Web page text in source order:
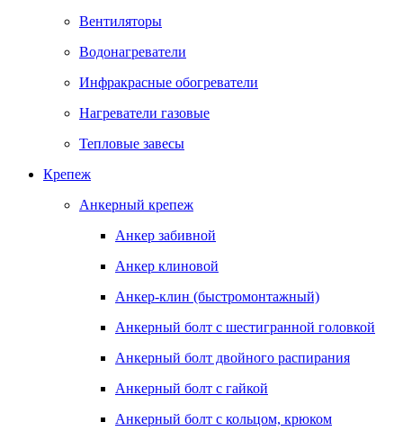
Вентиляторы
Водонагреватели
Инфракрасные обогреватели
Нагреватели газовые
Тепловые завесы
Крепеж
Анкерный крепеж
Анкер забивной
Анкер клиновой
Анкер-клин (быстромонтажный)
Анкерный болт с шестигранной головкой
Анкерный болт двойного распирания
Анкерный болт с гайкой
Анкерный болт с кольцом, крюком